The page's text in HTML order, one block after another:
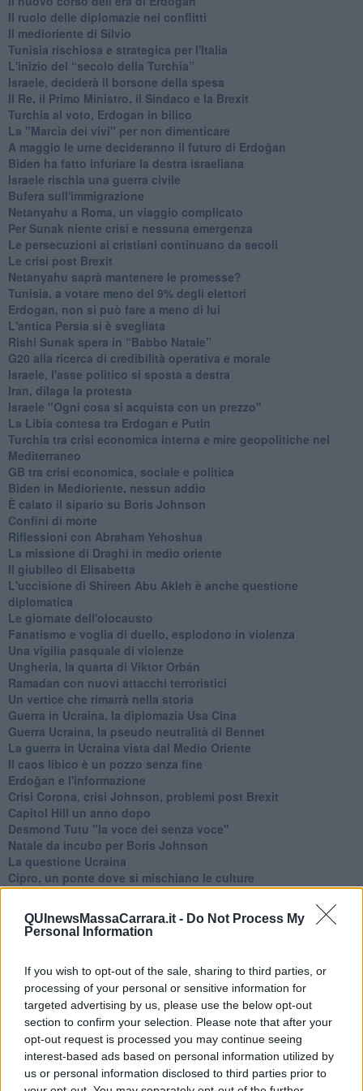
QUInewsMassaCarrara.it - Do Not Process My
Personal Information
If you wish to opt-out of the sale, sharing to third parties, or
processing of your personal or sensitive information for
targeted advertising by us, please use the below opt-out
section to confirm your selection. Please note that after your
opt-out request is processed you may continue seeing
interest-based ads based on personal information utilized by
us or personal information disclosed to third parties prior to
Il ruolo delle diplomazie nei conflitti
Il medioriente di Silvio
Tunisia rischiosa e strategica per l'Italia
L'inizio del “secolo della Turchia”
Israele, deciderà il borsone della spesa
Il Re, il Primo Ministro, il Sindaco e la Brexit
Turchia al voto, Erdogan in bilico
La "Marcia dei vivi" per non dimenticare
A maggio le urne decideranno il futuro di Erdoğan
Biden ha fatto infuriare la destra israeliana
Israele rischia una guerra civile
Bufera sull'immigrazione
Netanyahu a Roma, un viaggio complicato
Per Sunak niente crisi e nessuna emergenza
Le persecuzioni ai cristiani continuano da secoli
Le crisi post Brexit
Netanyahu saprà mantenere le promesse?
Tunisia, a votare meno del 9% degli elettori
Erdogan, non si può fare a meno di lui
L'antica Persia si è svegliata
Rishi Sunak spera in “Babbo Natale”
G20 alla ricerca di credibilità operativa e morale
Israele, l'asse politico si sposta a destra
Iran, dilaga la protesta
Israele "Ogni cosa si acquista con un prezzo"
La Libia contesa tra Erdogan e Putin
Turchia tra crisi economica interna e mire geopolitiche nel
Mediterraneo
GB tra crisi economica, sociale e politica
Biden in Medioriente, nessun addio
È calato il sipario su Boris Johnson
Confini di morte
Riflessioni con Abraham Yehoshua
La missione di Draghi in medio oriente
Il giubileo di Elisabetta
L'uccisione di Shireen Abu Akleh è anche questione
diplomatica
Le giornate dell'olocausto
Fanatismo e voglia di duello, esplodono in violenza
Una vigilia pasquale di violenze
Ungheria, la quarta di Viktor Orbán
Ramadan con nuovi attacchi terroristici
Un vertice che rimarrà nella storia
Guerra in Ucraina, la diplomazia Usa Cina
Guerra Ucraina, la pseudo neutralità di Bennet
La guerra in Ucraina vista dal Medio Oriente
​Il caos libico è un pozzo senza fine
Erdoğan e l'informazione
Crisi Corona, crisi Johnson, problemi post Brexit
Capitol Hill un anno dopo
Desmond Tutu "la voce dei senza voce"
Natale da incubo per Boris Johnson
La questione Ucraina
Cipro, un ponte dove si mischiano le culture
Una vigilia di Natale per un nuovo Rais
La questione israelo-palestinese ignorata dal G20
Erdogan continua a sfidare l'Occidente
L'AUKUS e il Quad
Biden, primo presidente USA non in guerra
Papa Bergoglio vedrà Viktor Orbán
Bennet, un giorno in attesa di Biden
Il ritorno dei talebani
​La lenta agonia del Libano
Sudafrica, è allarme alimentare